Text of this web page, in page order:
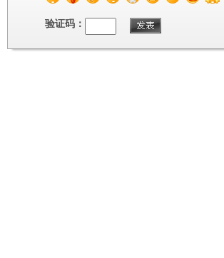
验证码：